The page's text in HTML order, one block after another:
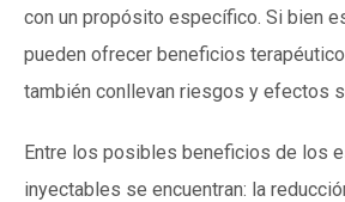
con un propósito específico. Si bien
pueden ofrecer beneficios
también conllevan riesgos y efectos
Entre los posibles beneficios de los
inyectables se encuentran: la